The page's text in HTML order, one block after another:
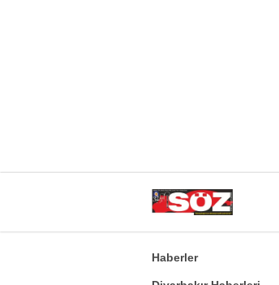
Haberler